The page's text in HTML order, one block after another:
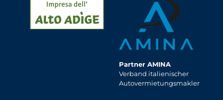
Partner AMINA
Verband italienischer
Autovermietungsmakler